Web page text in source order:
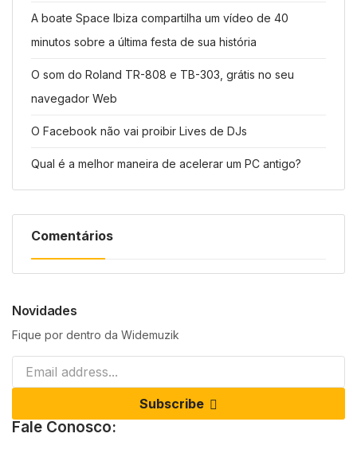
A boate Space Ibiza compartilha um vídeo de 40
minutos sobre a última festa de sua história
O som do Roland TR-808 e TB-303, grátis no seu
navegador Web
O Facebook não vai proibir Lives de DJs
Qual é a melhor maneira de acelerar um PC antigo?
Comentários
Novidades
Fique por dentro da Widemuzik
Subscribe
Fale Conosco: